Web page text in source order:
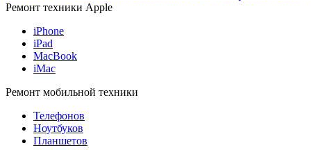
Ремонт техники Apple
iPhone
iPad
MacBook
iMac
Ремонт мобильной техники
Телефонов
Ноутбуков
Планшетов